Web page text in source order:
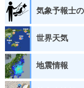
気象予報士
世界天気
地震情報